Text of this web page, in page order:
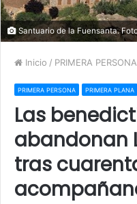
Santuario de la Fuensanta.
Inicio / PRIMERA PERSONA
PRIMERA PERSONA PRIMERA PLANA
Las
abandonan
tras